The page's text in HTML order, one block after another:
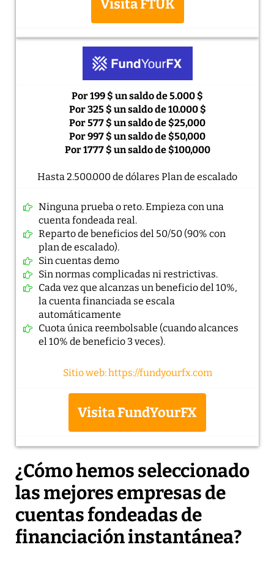
Visita FTUK
Por 199 $ un saldo de 5.000 $
Por 325 $ un saldo de 10.000 $
Por 577 $ un saldo de $25,000
Por 997 $ un saldo de $50,000
Por 1777 $ un saldo de $100,000
Hasta 2.500.000 de dólares Plan de escalado
Ninguna prueba o reto. Empieza con una
cuenta fondeada real.
Reparto de beneficios del 50/50 (90% con
plan de escalado).
Sin cuentas demo
Sin normas complicadas ni restrictivas.
Cada vez que alcanzas un beneficio del 10%,
la cuenta financiada se escala
automáticamente
Cuota única reembolsable (cuando alcances
el 10% de beneficio 3 veces).
Sitio web: https://fundyourfx.com
Visita FundYourFX
¿Cómo hemos seleccionado
las mejores empresas de
cuentas fondeadas de
financiación instantánea?